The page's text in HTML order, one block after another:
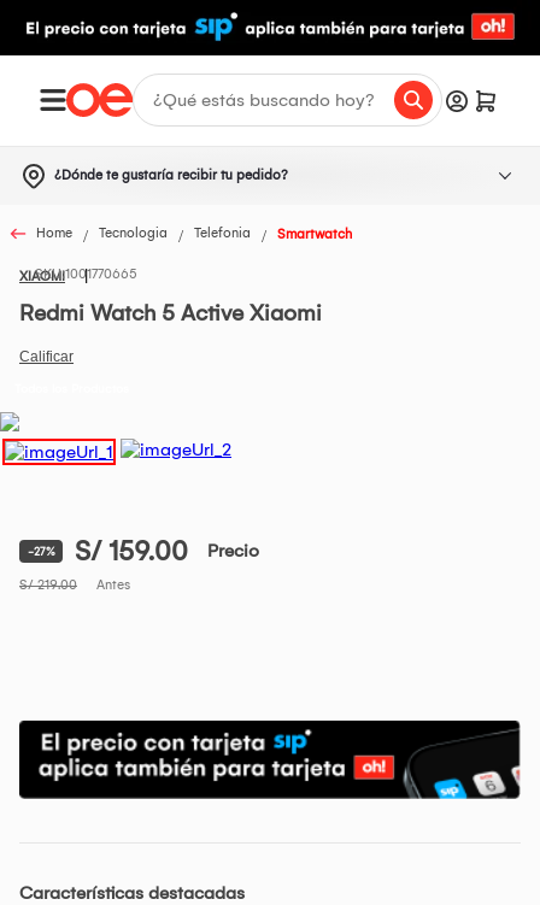
¿Dónde te gustaría recibir tu pedido?
Home Tecnologia Telefonia Smartwatch
XIAOMI1001770665
Redmi Watch 5 Active Xiaomi
-27% S/ 159.00 Precio
S/ 219.00 Antes
Características destacadas